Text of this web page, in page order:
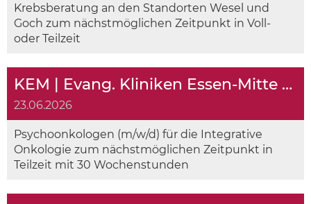
Krebsberatung an den Standorten Wesel und
Goch zum nächstmöglichen Zeitpunkt in Voll-
oder Teilzeit
KEM | Evang. Kliniken Essen-Mitte sucht
23.06.2026
Psychoonkologen (m/w/d) für die Integrative
Onkologie zum nächstmöglichen Zeitpunkt in
Teilzeit mit 30 Wochenstunden